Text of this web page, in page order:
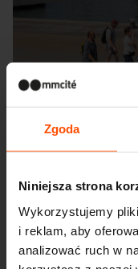
Zgoda
Niniejsza strona
Wykorzystujemy
i reklam, aby
analizować ruch w